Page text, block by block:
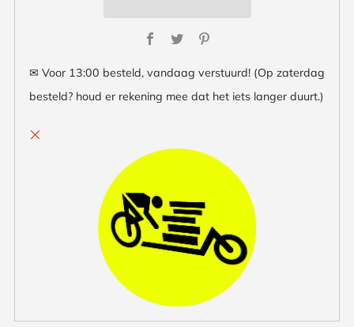
Facebook
Twitter
✉ Voor 13:00 besteld, vandaag verstuurd! (Op zaterdag
besteld? houd er rekening mee dat het iets langer duurt.)